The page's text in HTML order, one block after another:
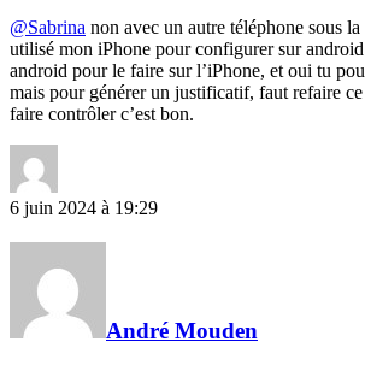
@Sabrina non avec un autre téléphone sous
utilisé mon iPhone pour configurer sur
android pour le faire sur l’iPhone, et oui tu
mais pour générer un justificatif, faut refaire
faire contrôler c’est bon.
6 juin 2024 à 19:29
André Mouden